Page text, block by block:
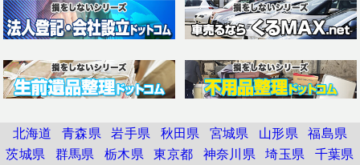
北海道 青森県 岩手県 秋田県 宮城県 山形県 福島県
茨城県 群馬県 栃木県 東京都 神奈川県 埼玉県 千葉県